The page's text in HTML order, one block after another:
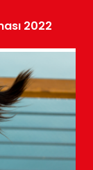
2022